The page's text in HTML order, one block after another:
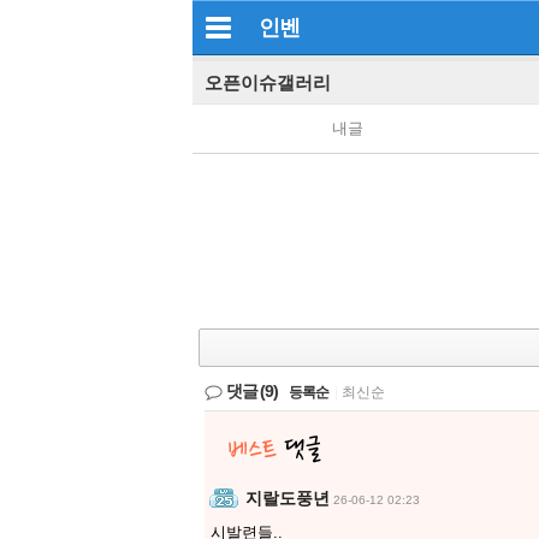
인벤
오픈이슈갤러리
내글
댓글(9) 등록순 최신순
지랄도풍년 26-06-12 02:23
시발련들..